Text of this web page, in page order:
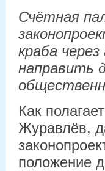
Счётная
краба
направить
Как
Журавлёв,
положение